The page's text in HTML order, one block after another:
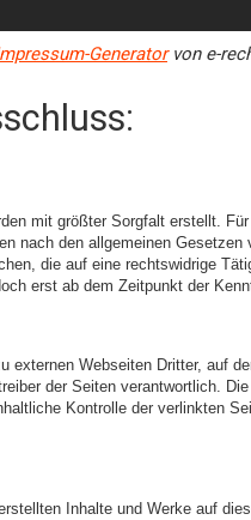
123RF Lizenzfreie Bilder
Generatorvon e-
mit größter Sorgfalt erstellt.
nach den allgemeinen
die auf eine rechtswidrige
erst ab dem Zeitpunkt der
externen Webseiten Dritter, auf
der Seiten verantwortlich.
Kontrolle der verlinkten
Inhalte und Werke auf